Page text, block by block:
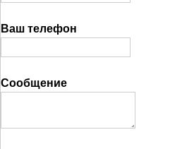
Ваш телефон
Сообщение